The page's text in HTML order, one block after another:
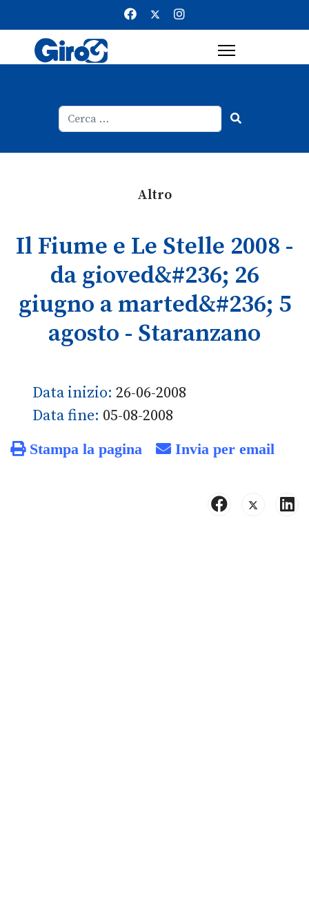
Altro
Il Fiume e Le Stelle 2008 -
da gioved&#236; 26
giugno a marted&#236; 5
agosto - Staranzano
Data inizio: 26-06-2008
Data fine: 05-08-2008
Stampa la pagina Invia per email